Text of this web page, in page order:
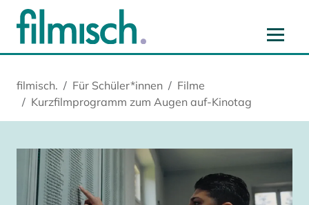
Hauptinhalt springen
Hauptnavigation springen
Cookie-Einstellungen springen
Startseite springen
filmisch. Für Schüler*innen
Filme
Kurzfilmprogramm zum Augen auf-Kinotag